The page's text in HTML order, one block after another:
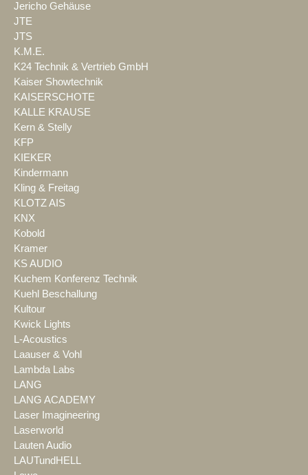
Jericho Gehäuse
JTE
JTS
K.M.E.
K24 Technik & Vertrieb GmbH
Kaiser Showtechnik
KAISERSCHOTE
KALLE KRAUSE
Kern & Stelly
KFP
KIEKER
Kindermann
Kling & Freitag
KLOTZ AIS
KNX
Kobold
Kramer
KS AUDIO
Kuchem Konferenz Technik
Kuehl Beschallung
Kultour
Kwick Lights
L-Acoustics
Laauser & Vohl
Lambda Labs
LANG
LANG ACADEMY
Laser Imagineering
Laserworld
Lauten Audio
LAUTundHELL